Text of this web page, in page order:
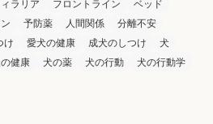
ラリア フロントライン
ベッド
予防薬 人間関係
分離不安
け 愛犬の健康 成犬のしつけ
犬
健康 犬の薬 犬の行動
犬の行動学